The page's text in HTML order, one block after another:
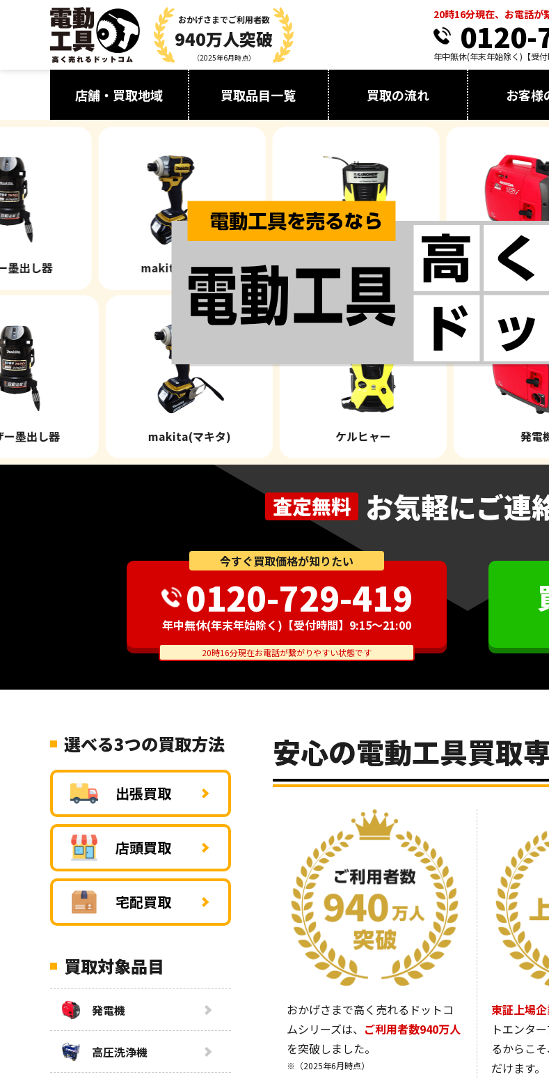
おかげさまでご利用者数
940万人突破
（2025年6月時点）
20時16分現在、お電話が
0120-
年中無休(年末年始除く)【受
店舗・買取地域 買取品目一覧 買取の流れ お客様
makita(マキタ) ケルヒャー
レーザー墨出し器 makita(マキタ) ケルヒャー
査定無料 お気軽にご連
今すぐ買取価格が知りたい
0120-729-419
年中無休(年末年始除く)【受付時間】9:15～21:00
20時16分現在お電話が繋がりやすい状態です
安心の電動工具買取
おかげさまで高く売れるドットコ
ムシリーズは、 ご利用者数940万人
を突破しました。
※（2025年6月時点）
東証上場
トエンタ
るからこ
だけます。
選べる3つの買取方法
出張買取
店頭買取
宅配買取
買取対象品目
発電機
高圧洗浄機